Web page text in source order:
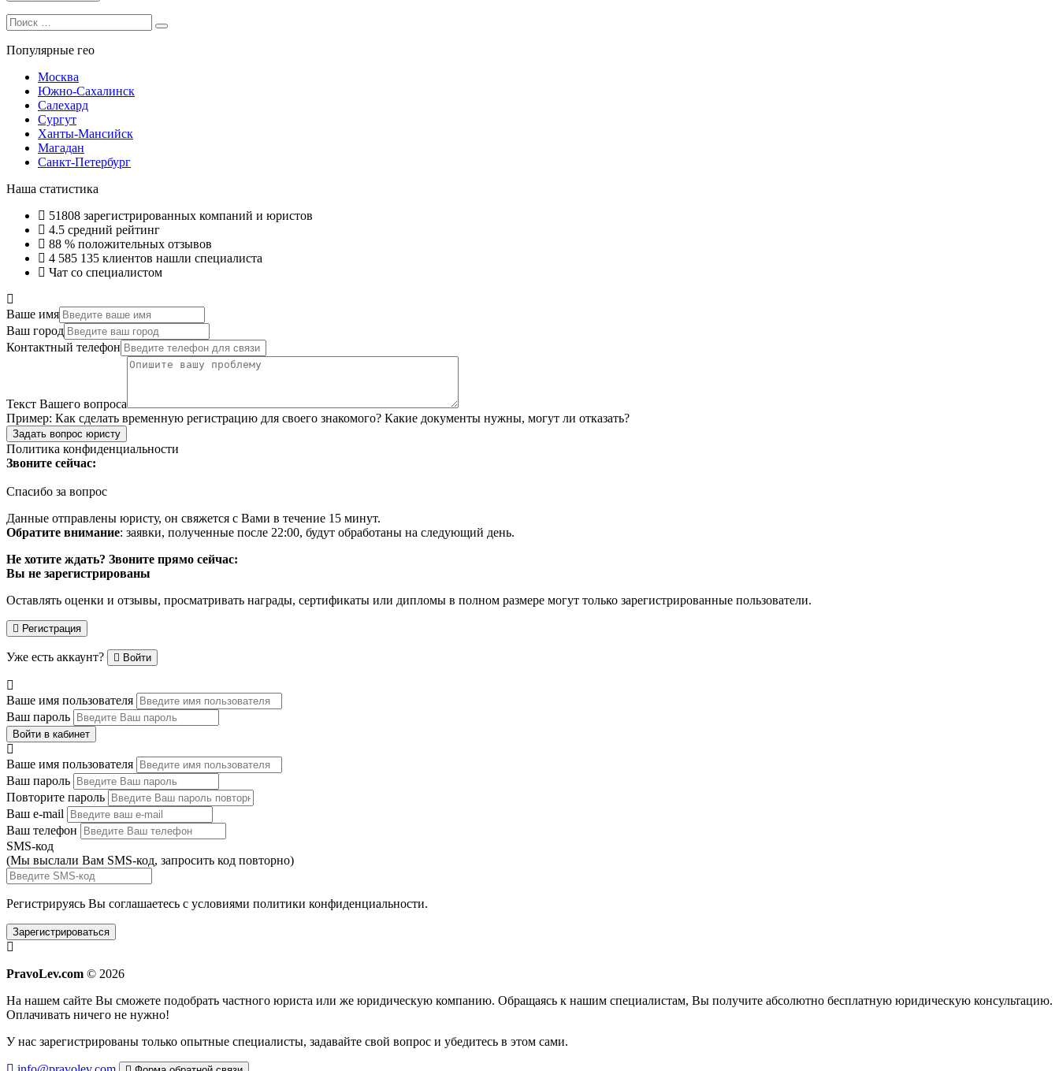
Search
for:
Search
Популярные гео
Москва
Южно-Сахалинск
Салехард
Сургут
Ханты-Мансийск
Магадан
Санкт-Петербург
Наша статистика
51808 зарегистрированных компаний и юристов
4.5 средний рейтинг
88 % положительных отзывов
4 585 135 клиентов нашли специалиста
Чат со специалистом
Ваше имя
Ваш город
Контактный телефон
Текст Вашего вопроса
Пример: Как сделать временную регистрацию для своего знакомого? Какие документы нужны, могут ли отказать?
Задать вопрос юристу
Политика конфиденциальности
Звоните сейчас:
Спасибо за вопрос
Данные отправлены юристу, он свяжется с Вами в течение 15 минут.
Обратите внимание: заявки, полученные после 22:00, будут обработаны на следующий день.
Не хотите ждать? Звоните прямо сейчас:
Вы не зарегистрированы
Оставлять оценки и отзывы, просматривать награды, сертификаты или дипломы в полном размере могут только зарегистрированные пользователи.
Регистрация
Уже есть аккаунт? Войти
Ваше имя пользователя
Ваш пароль
Войти в кабинет
Ваше имя пользователя
Ваш пароль
Повторите пароль
Ваш e-mail
Ваш телефон
SMS-код
(Мы выслали Вам SMS-код, запросить код повторно)
Регистрируясь Вы соглашаетесь с условиями политики конфиденциальности.
Зарегистрироваться
PravoLev.com © 2026
На нашем сайте Вы сможете подобрать частного юриста или же юридическую компанию. Обращаясь к нашим специалистам, Вы получите абсолютно бесплатную юридическую консультацию.
Оплачивать ничего не нужно!
У нас зарегистрированы только опытные специалисты, задавайте свой вопрос и убедитесь в этом сами.